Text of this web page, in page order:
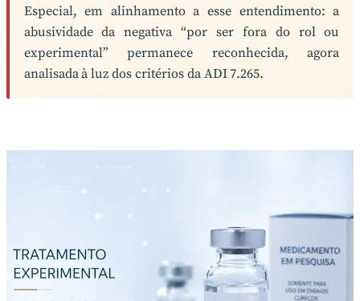
Especial, em alinhamento a esse entendimento: a
abusividade da negativa “por ser fora do rol ou
experimental” permanece reconhecida, agora
analisada à luz dos critérios da ADI 7.265.